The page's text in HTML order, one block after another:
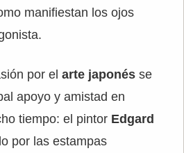
manifiestan los ojos
por el arte japonés se
apoyo y amistad en
tiempo: el pintor Edgard
por las estampas